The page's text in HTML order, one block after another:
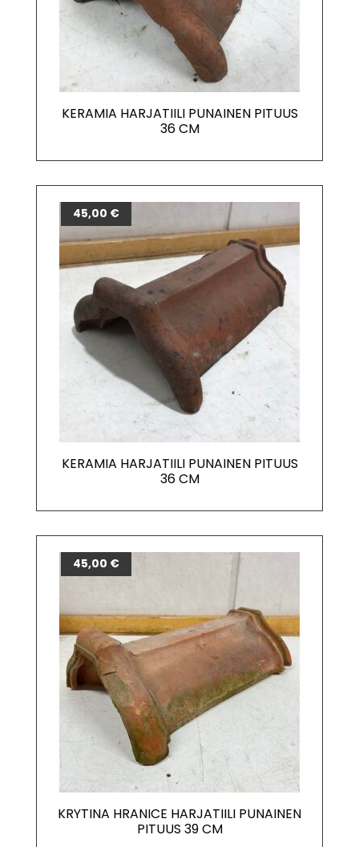
KERAMIA HARJATIILI PUNAINEN PITUUS
36 CM
KERAMIA HARJATIILI PUNAINEN PITUUS
36 CM
45,00 €
KRYTINA HRANICE HARJATIILI PUNAINEN
PITUUS 39 CM
45,00 €